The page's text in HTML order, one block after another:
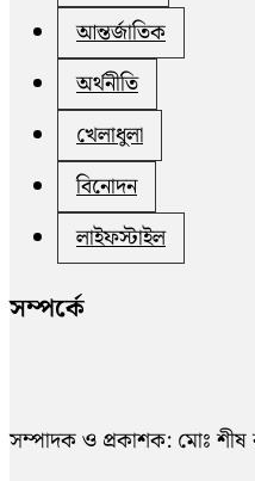
আন্তর্জাতিক
অর্থনীতি
খেলাধুলা
বিনোদন
লাইফস্টাইল
সম্পর্কে
সম্পাদক ও প্রকাশক: মোঃ শীষ